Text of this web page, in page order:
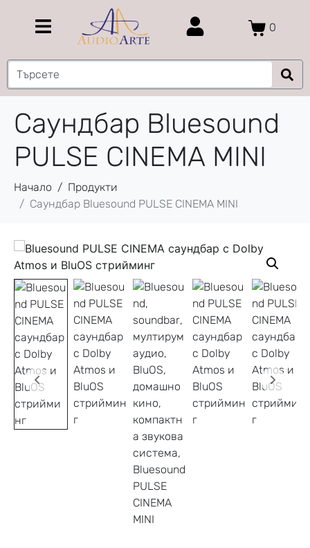
0
Саундбар Bluesound
PULSE CINEMA MINI
Начало
Продукти
Саундбар Bluesound PULSE CINEMA MINI